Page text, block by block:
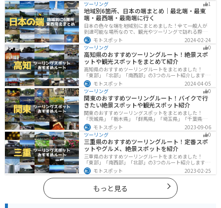
す。バイクで東海にツーリングに行く際は参考にしてく
ださい。
ツーリング
1
地域別6箇所、日本の端まとめ｜最北端・最東
端・最西端・最南端に行く
日本の色々な端を地域別にまとめました！全て一般人が
到達可能な場所なので、観光やツーリングで訪れる際の
参考にしてください。
モトスポット
2024-02-24
ツーリング
0
高知県のおすすめツーリングルート！絶景スポ
ットや観光スポットをまとめて紹介
高知県のおすすめツーリングルートをまとめました！
「東部」「北部」「南西部」の3つのルート紹介します。
山と海どちらも楽しめるスポットが多数あり、様々な楽
しみ方ができます。バイクで高知県にツーリングに行く
際は参考にしてください。
モトスポット
2024-04-05
ツーリング
0
関東のおすすめツーリングルート！バイクで行
きたい絶景スポットや観光スポット紹介
関東のおすすめツーリングスポットをまとめました！
「茨城県」「栃木県」「群馬県」「埼玉県」「千葉県」
「東京都」「神奈川県」の各県の観光地紹介します。自
然豊かな山々や湖、温泉地が点在し、四季折々の景色を
楽しめるスポットが多数あります。バイクで関東にツー
リングに行く際は参考にしてください。
モトスポット
2023-09-06
ツーリング
0
三重県のおすすめツーリングルート！定番スポ
ットやグルメ、絶景スポットを紹介
三重県のおすすめツーリングルートをまとめました！
「東部」「南西部」「北部」の3つのルート紹介します。
標高の高いスカイラインからリアス式海岸まであるの
で、飽きることなくツーリングを堪能できます。バイク
で三重県にツーリングに行く際は参考にしてください。
モトスポット 2023-02-25
もっと見る